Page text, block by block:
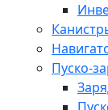
Пуско-